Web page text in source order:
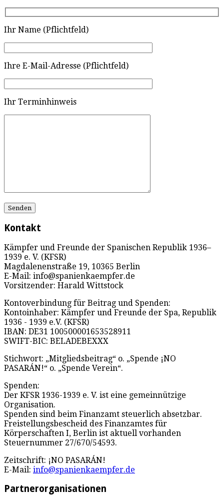
Ihr Name (Pflichtfeld)
Ihre E-Mail-Adresse (Pflichtfeld)
Ihr Terminhinweis
Kontakt
Kämpfer und Freunde der Spanischen Republik 1936–
1939 e. V. (KFSR)
Magdalenenstraße 19, 10365 Berlin
E-Mail: info@spanienkaempfer.de
Vorsitzender: Harald Wittstock
Kontoverbindung für Beitrag und Spenden:
Kontoinhaber: Kämpfer und Freunde der Spa, Republik
1936 - 1939 e.V. (KFSR)
IBAN: DE31 100500001653528911
SWIFT-BIC: BELADEBEXXX
Stichwort: „Mitgliedsbeitrag“ o. „Spende ¡NO
PASARÁN!“ o. „Spende Verein“.
Spenden:
Der KFSR 1936-1939 e. V. ist eine gemeinnützige
Organisation.
Spenden sind beim Finanzamt steuerlich absetzbar.
Freistellungsbescheid des Finanzamtes für
Körperschaften I, Berlin ist aktuell vorhanden
Steuernummer 27/670/54593.
Zeitschrift: ¡NO PASARÁN!
E-Mail: info@spanienkaempfer.de
Partnerorganisationen